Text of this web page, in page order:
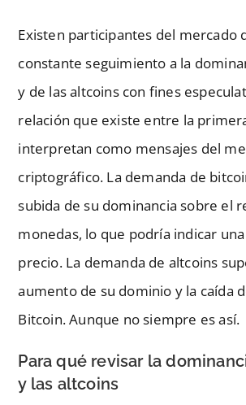
Existen participantes del mercado
constante seguimiento a la
y de las altcoins con fines
relación que existe entre la
interpretan como mensajes del
criptográfico. La demanda de
subida de su dominancia sobre el
monedas, lo que podría indicar
precio. La demanda de altcoins
aumento de su dominio y la caída
Bitcoin. Aunque no siempre es así.
Para qué revisar la
y las altcoins